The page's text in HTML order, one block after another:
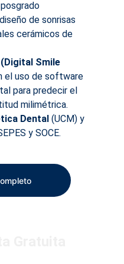
de sonrisas
cerámicos de
Smile
el uso de software
para predecir el
milimétrica.
Dental (UCM) y
y SOCE.